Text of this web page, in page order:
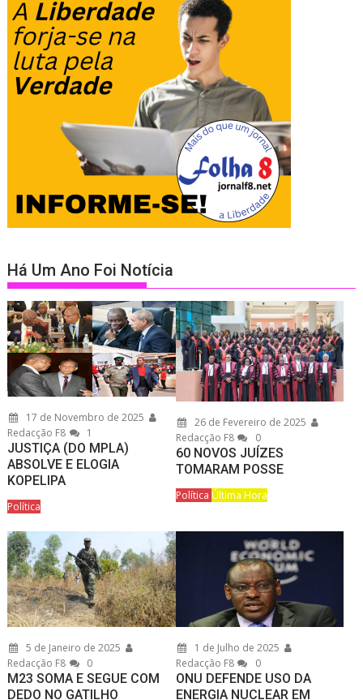
Há Um Ano Foi Notícia
17 de Novembro de 2025
Redacção F8
1
JUSTIÇA (DO MPLA)
ABSOLVE E ELOGIA
KOPELIPA
Política
26 de Fevereiro de 2025
Redacção F8
0
60 NOVOS JUÍZES
TOMARAM POSSE
Política Última Hora
5 de Janeiro de 2025
Redacção F8
0
M23 SOMA E SEGUE COM
DEDO NO GATILHO
1 de Julho de 2025
Redacção F8
0
ONU DEFENDE USO DA
ENERGIA NUCLEAR EM